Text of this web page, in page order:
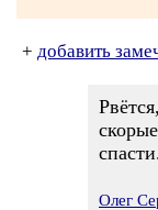
+ добавить
Олег